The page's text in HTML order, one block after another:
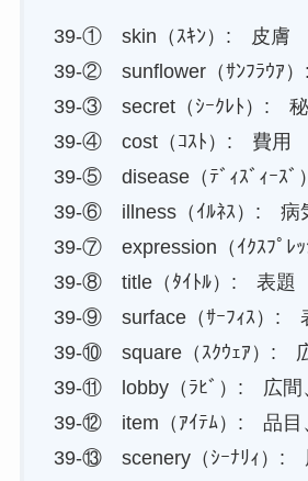
39-① skin（ｽｷﾝ）: 皮膚
39-② sunflower（ｻﾝﾌﾗｳｱ
39-③ secret（ｼｰｸﾚﾄ）:
39-④ cost（ｺｽﾄ）: 費用
39-⑤ disease（ﾃﾞｨｽﾞｨｰｽ
39-⑥ illness（ｲﾙﾈｽ）: 病
39-⑦ expression（ｲｸｽﾌﾟﾚ
39-⑧ title（ﾀｲﾄﾙ）: 表題
39-⑨ surface（ｻｰﾌｨｽ）:
39-⑩ square（ｽｸｳｪｱ）:
39-⑪ lobby（ﾗﾋﾞ）: 広間
39-⑫ item（ｱｲﾃﾑ）: 品目
39-⑬ scenery（ｼｰﾅﾘｨ）: